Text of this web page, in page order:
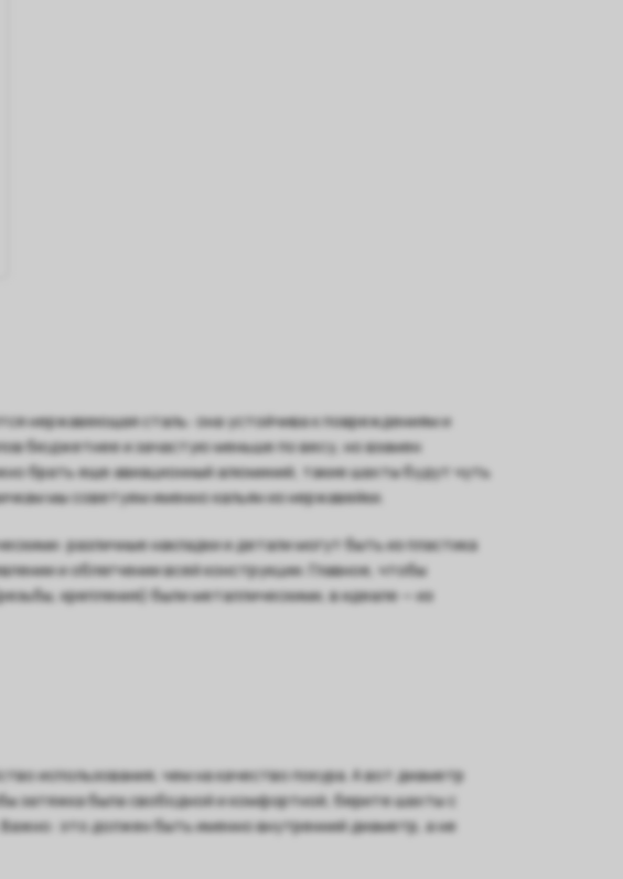
нержавеющая сталь: она устойчива к повреждениям и
бюджетнее и зачастую меньше по весу, но взамен
брать еще авиационный алюминий, такие шахты будут чуть
мы советуем именно кальян из нержавейки.
различные накладки и детали могут быть из пластика
и облегчении всей конструкции. Главное, чтобы
крепления) были металлическими, в идеале — из
использования, чем на качество покура. А вот диаметр
затяжка была свободной и комфортной, берите шахты с
это должен быть именно внутренний диаметр, а не